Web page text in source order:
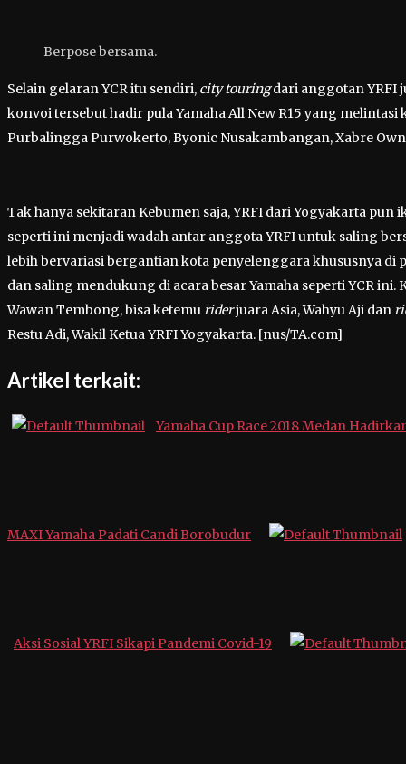
Berpose bersama.
Selain gelaran YCR itu sendiri, city touringdari anggotan YRFI
konvoi tersebut hadir pula Yamaha All New R15 yang melintasi
Purbalingga Purwokerto, Byonic Nusakambangan, Xabre
Tak hanya sekitaran Kebumen saja, YRFI dari Yogyakarta
seperti ini menjadi wadah antar anggota YRFI untuk saling
lebih bervariasi bergantian kota penyelenggara khususnya di
dan saling mendukung di acara besar Yamaha seperti YCR
Wawan Tembong, bisa ketemuriderjuara Asia, Wahyu Aji dan
Restu Adi, Wakil Ketua YRFI Yogyakarta. [nus/TA.com]
Artikel terkait:
Yamaha Cup Race 2018 Medan
MAXI Yamaha Padati Candi Borobudur
Aksi Sosial YRFI Sikapi Pandemi Covid-19